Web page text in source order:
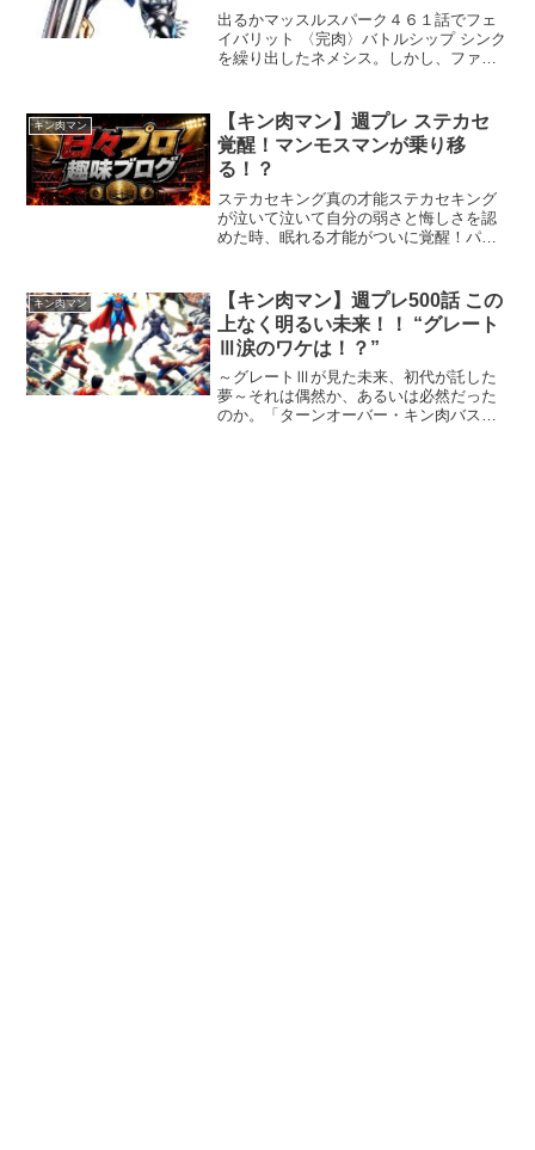
出るかマッスルスパーク４６１話でフェ
イバリット 〈完肉〉バトルシップ シンク
を繰り出したネメシス。しかし、ファナ
読者の脳内には、あの完全不滅のあの技
である"どちらか"を...
キン肉マン
【キン肉マン】週プレ ステカセ
覚醒！マンモスマンが乗り移
る！？
ステカセキング真の才能ステカセキング
が泣いて泣いて自分の弱さと悔しさを認
めた時、眠れる才能がついに覚醒！パオ
クさえも可視化して見せる程に進化した
新・超人大全集。弟子...
キン肉マン
【キン肉マン】週プレ500話 この
上なく明るい未来！！ “グレート
Ⅲ涙のワケは！？”
～グレートⅢが見た未来、初代が託した
夢～それは偶然か、あるいは必然だった
のか。「ターンオーバー・キン肉バスタ